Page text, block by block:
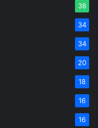
38
34
34
20
18
16
16